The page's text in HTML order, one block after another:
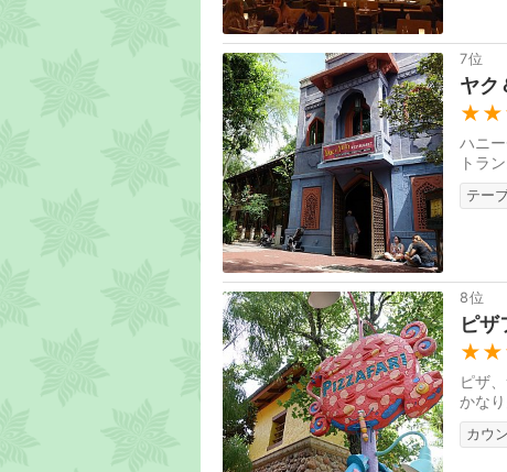
7位
ヤク
ハニ
トラ
テー
8位
ピザ
ピザ
かな
カウ